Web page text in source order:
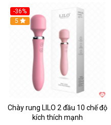
-36%
Hot
5
Chày rung LILO 2 đầu 10 chế độ
kích thích mạnh